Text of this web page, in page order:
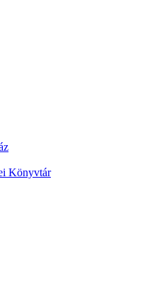
Könyvtár